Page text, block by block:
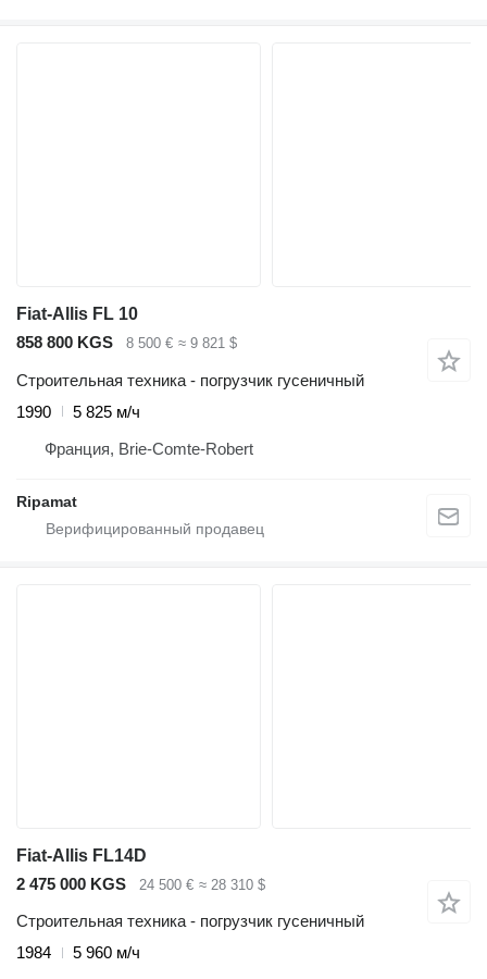
Fiat-Allis FL 10
858 800 KGS
8 500 € ≈ 9 821 $
Строительная техника - погрузчик гусеничный
1990
5 825 м/ч
Франция, Brie-Comte-Robert
Ripamat
Fiat-Allis FL14D
2 475 000 KGS
24 500 € ≈ 28 310 $
Строительная техника - погрузчик гусеничный
1984
5 960 м/ч